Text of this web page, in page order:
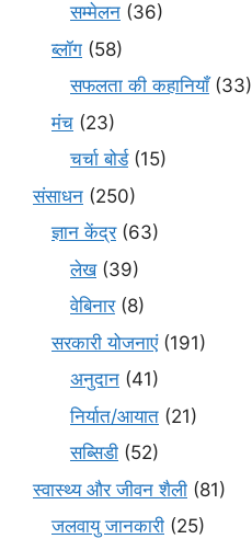
सम्मेलन (36)
ब्लॉग (58)
सफलता की कहानियाँ(33)
मंच (23)
चर्चा बोर्ड(15)
संसाधन (250)
ज्ञान केंद्र(63)
लेख(39)
वेबिनार(8)
सरकारी योजनाएं(191)
अनुदान (41)
निर्यात/आयात (21)
सब्सिडी (52)
स्वास्थ्य और जीवन शैली (81)
जलवायु जानकारी (25)